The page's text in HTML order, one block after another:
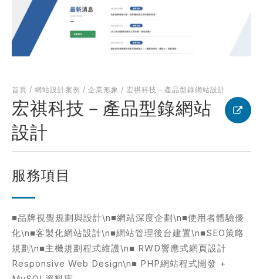
首頁 / 網站設計案例 / 企業形象 / 宏祺科技－產品型錄網站設計
宏祺科技－產品型錄網站
設計
服務項目
■品牌視覺規劃與設計\n■網站深度企劃\n■使用者體驗優
化\n■客製化網站設計\n■網站管理後台建置\n■SEO策略
規劃\n■主機規劃程式維護\n■ RWD響應式網頁設計
Responsive Web Design\n■ PHP網站程式開發 +
需求主題(可複選)
案件報價 合作提案
使用線上訂房系統
建置預算 ※